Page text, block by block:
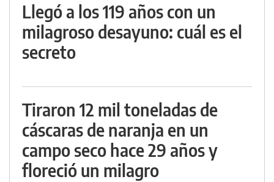
Llegó a los 119 años con un
milagroso desayuno: cuál es el
secreto
Tiraron 12 mil toneladas de
cáscaras de naranja en un
campo seco hace 29 años y
floreció un milagro